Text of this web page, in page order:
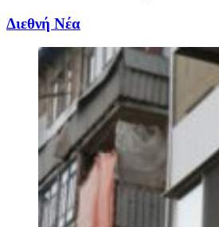
Διεθνή Νέα